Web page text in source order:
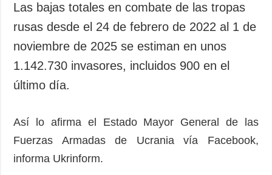
Las bajas totales en combate de las tropas
rusas desde el 24 de febrero de 2022 al 1 de
noviembre de 2025 se estiman en unos
1.142.730 invasores, incluidos 900 en el
último día.
Así lo afirma el Estado Mayor General de las
Fuerzas Armadas de Ucrania vía Facebook,
informa Ukrinform.